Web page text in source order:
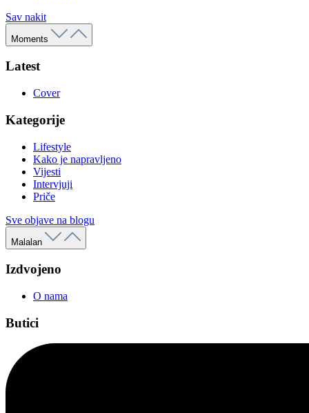
Sav nakit
Moments
Latest
Cover
Kategorije
Lifestyle
Kako je napravljeno
Vijesti
Intervjuji
Priče
Sve objave na blogu
Malalan
Izdvojeno
O nama
Butici